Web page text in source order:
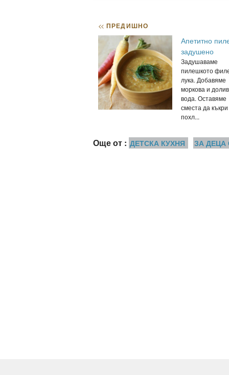
<< ПРЕДИШНО
Апетитно
задушено
Задушаваме
пилешкото
лука. Добавяме
моркова и
вода. Оставяме
сместа да
похл...
Още от : ДЕТСКА КУХНЯ ЗА ДЕЦА